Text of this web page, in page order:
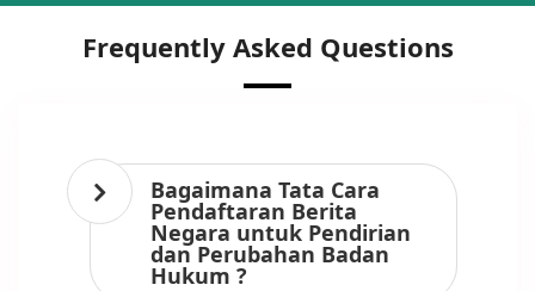
Frequently Asked Questions
Bagaimana Tata Cara
Pendaftaran Berita
Negara untuk Pendirian
dan Perubahan Badan
Hukum ?